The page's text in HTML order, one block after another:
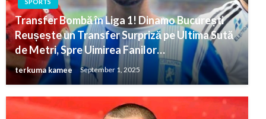
Transfer Bombă în Liga 1! Dinamo București
Reușește un Transfer Surpriză pe Ultima Sută
de Metri, Spre Uimirea Fanilor…
terkuma kamee September 1, 2025